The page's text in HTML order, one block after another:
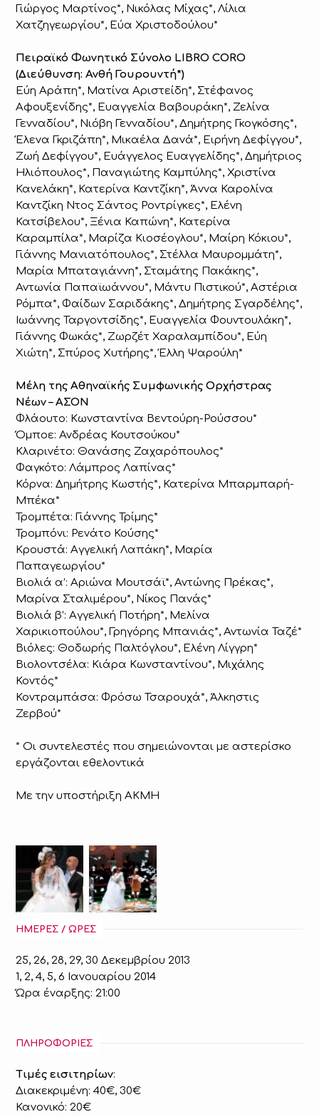
Γιώργος Μαρτίνος*, Νικόλας Μίχας*, Λίλια
Χατζηγεωργίου*, Εύα Χριστοδούλου*
Πειραϊκό Φωνητικό Σύνολο LIBRO CORO
(Διεύθυνση: Ανθή Γουρουντή*)
Εύη Αράπη*, Ματίνα Αριστείδη*, Στέφανος
Αφουξενίδης*, Ευαγγελία Βαβουράκη*, Ζελίνα
Γενναδίου*, Νιόβη Γενναδίου*, Δημήτρης Γκογκόσης*,
Έλενα Γκριζάπη*, Μικαέλα Δανά*, Ειρήνη Δεφίγγου*,
Ζωή Δεφίγγου*, Ευάγγελος Ευαγγελίδης*, Δημήτριος
Ηλιόπουλος*, Παναγιώτης Καμπύλης*, Χριστίνα
Κανελάκη*, Κατερίνα Καντζίκη*, Άννα Καρολίνα
Καντζίκη Ντος Σάντος Ροντρίγκες*, Ελένη
Κατσίβελου*, Ξένια Καπώνη*, Κατερίνα
Καραμπίλα*, Μαρίζα Κιοσέογλου*, Μαίρη Κόκιου*,
Γιάννης Μανιατόπουλος*, Στέλλα Μαυρομμάτη*,
Μαρία Μπαταγιάννη*, Σταμάτης Πακάκης*,
Αντωνία Παπαϊωάννου*, Μάντυ Πιστικού*, Αστέρια
Ρόμπα*, Φαίδων Σαριδάκης*, Δημήτρης Σγαρδέλης*,
Ιωάννης Ταργοντσίδης*, Ευαγγελία Φουντουλάκη*,
Γιάννης Φωκάς*, Ζωρζέτ Χαραλαμπίδου*, Εύη
Χιώτη*, Σπύρος Χυτήρης*, Έλλη Ψαρούλη*
Μέλη της Αθηναϊκής Συμφωνικής Ορχήστρας
Νέων – ΑΣΟΝ
Φλάουτο: Κωνσταντίνα Βεντούρη-Ρούσσου*
Όμποε: Ανδρέας Κουτσούκου*
Κλαρινέτο: Θανάσης Ζαχαρόπουλος*
Φαγκότο: Λάμπρος Λαπίνας*
Κόρνα: Δημήτρης Κωστής*, Κατερίνα Μπαρμπαρή-
Μπέκα*
Τρομπέτα: Γιάννης Τρίμης*
Τρομπόνι: Ρενάτο Κούσης*
Κρουστά: Αγγελική Λαπάκη*, Μαρία
Παπαγεωργίου*
Βιολιά α’: Αριώνα Μουτσάϊ*, Αντώνης Πρέκας*,
Μαρίνα Σταλιμέρου*, Νίκος Πανάς*
Βιολιά β’: Αγγελική Ποτήρη*, Μελίνα
Χαρικιοπούλου*, Γρηγόρης Μπανιάς*, Αντωνία Ταζέ*
Βιόλες: Θοδωρής Παλτόγλου*, Ελένη Λίγγρη*
Βιολοντσέλα: Κιάρα Κωνσταντίνου*, Μιχάλης
Κοντός*
Κοντραμπάσα: Φρόσω Τσαρουχά*, Άλκηστις
Ζερβού*
* Οι συντελεστές που σημειώνονται με αστερίσκο
εργάζονται εθελοντικά
Με την υποστήριξη ΑΚΜΗ
ΗΜΕΡΕΣ / ΩΡΕΣ
25, 26, 28, 29, 30 Δεκεμβρίου 2013
1, 2, 4, 5, 6 Ιανουαρίου 2014
Ώρα έναρξης: 21:00
ΠΛΗΡΟΦΟΡΙΕΣ
Τιμές εισιτηρίων:
Διακεκριμένη: 40€, 30€
Κανονικό: 20€